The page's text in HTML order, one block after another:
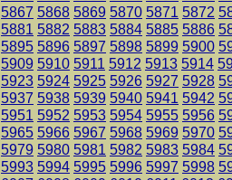
5867 5868 5869 5870 5871 5872
5881 5882 5883 5884 5885 5886
5895 5896 5897 5898 5899 5900
5909 5910 5911 5912 5913 5914
5923 5924 5925 5926 5927 5928
5937 5938 5939 5940 5941 5942
5951 5952 5953 5954 5955 5956
5965 5966 5967 5968 5969 5970
5979 5980 5981 5982 5983 5984
5993 5994 5995 5996 5997 5998